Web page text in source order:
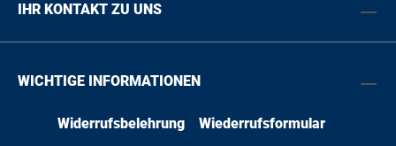
IHR KONTAKT ZU UNS
WICHTIGE INFORMATIONEN
Widerrufsbelehrung Wiederrufsformular